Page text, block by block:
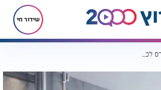
שידור חי
האור בבית הורס לכם את השינה - וכנראה שאתם אפילו לא יודעים את זה